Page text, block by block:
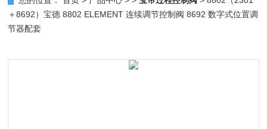
＋8692）宝德 8802 ELEMENT 连续调节控制阀 8692 数字式位置调
节器配套